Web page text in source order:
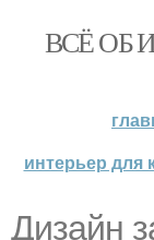
ВСЁ ОБ
интерьер для
Дизайн